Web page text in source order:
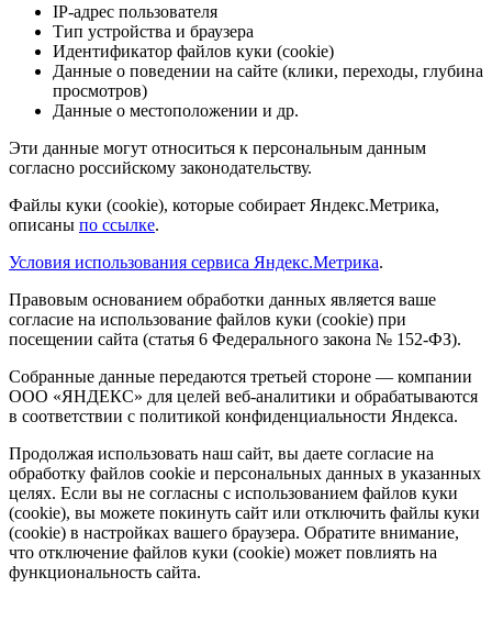
IP-адрес пользователя
Тип устройства и браузера
Идентификатор файлов куки (cookie)
Данные о поведении на сайте (клики, переходы, глубина
просмотров)
Данные о местоположении и др.
Эти данные могут относиться к персональным данным
согласно российскому законодательству.
Файлы куки (cookie), которые собирает Яндекс.Метрика,
описаны по ссылке.
Условия использования сервиса Яндекс.Метрика.
Правовым основанием обработки данных является ваше
согласие на использование файлов куки (cookie) при
посещении сайта (статья 6 Федерального закона № 152-ФЗ).
Собранные данные передаются третьей стороне — компании
ООО «ЯНДЕКС» для целей веб-аналитики и обрабатываются
в соответствии с политикой конфиденциальности Яндекса.
Продолжая использовать наш сайт, вы даете согласие на
обработку файлов cookie и персональных данных в указанных
целях. Если вы не согласны с использованием файлов куки
(cookie), вы можете покинуть сайт или отключить файлы куки
(cookie) в настройках вашего браузера. Обратите внимание,
что отключение файлов куки (cookie) может повлиять на
функциональность сайта.